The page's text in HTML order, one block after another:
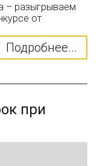
– разыгрываем
от
Подробнее...
при